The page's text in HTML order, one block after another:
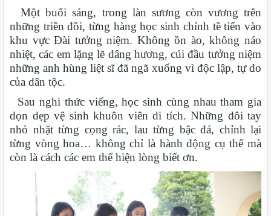
Một buổi sáng, trong làn sương còn vương trên
những triền đồi, từng hàng học sinh chỉnh tề tiến vào
khu vực Đài tưởng niệm. Không ồn ào, không náo
nhiệt, các em lặng lẽ dâng hương, cúi đầu tưởng niệm
những anh hùng liệt sĩ đã ngã xuống vì độc lập, tự do
của dân tộc.
Sau nghi thức viếng, học sinh cùng nhau tham gia
dọn dẹp vệ sinh khuôn viên di tích. Những đôi tay
nhỏ nhặt từng cọng rác, lau từng bậc đá, chỉnh lại
từng vòng hoa… không chỉ là hành động cụ thể mà
còn là cách các em thể hiện lòng biết ơn.